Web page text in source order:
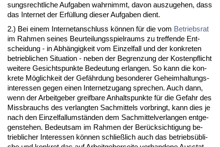
sungs­recht­li­che Auf­ga­ben wahr­nimmt, da­von aus­zu­ge­hen, dass
das In­ter­net der Erfüllung die­ser Auf­ga­ben dient.
2.) Bei ei­nem In­ter­net­an­schluss können für die vom Be­triebs­rat
im Rah­men sei­nes Be­ur­tei­lungs­spiel­raums zu tref­fen­de Ent­
schei­dung - in Abhängig­keit vom Ein­zel­fall und der kon­kre­ten
be­trieb­li­chen Si­tua­ti­on - ne­ben der Be­gren­zung der Kos­ten­pflicht
wei­te­re Ge­sichts­punk­te Be­deu­tung er­lan­gen. So kann die kon­
kre­te Möglich­keit der Gefähr­dung be­son­de­rer Ge­heim­hal­tungs­
in­ter­es­sen ge­gen ei­nen In­ter­net­zu­gang spre­chen. Auch dann,
wenn der Ar­beit­ge­ber greif­ba­re An­halts­punk­te für die Ge­fahr des
Miss­brauchs des ver­lang­ten Sach­mit­tels vor­bringt, kann dies je
nach den Ein­zel­fal­l­umständen dem Sach­mit­tel­ver­lan­gen ent­ge­
gen­ste­hen. Be­deut­sam im Rah­men der Berück­sich­ti­gung be­
trieb­li­cher In­ter­es­sen können schließlich auch das be­triebsübli­